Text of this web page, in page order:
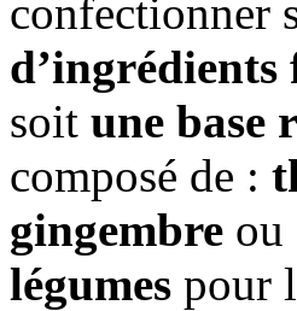
confectionner
soit une base
composé de :
gingembre ou
légumes pour